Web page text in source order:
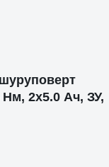
2x5.0 Ач, ЗУ,